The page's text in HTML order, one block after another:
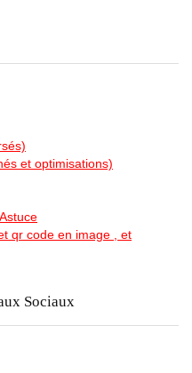
et optimisations)
qr code en image , et
Sociaux